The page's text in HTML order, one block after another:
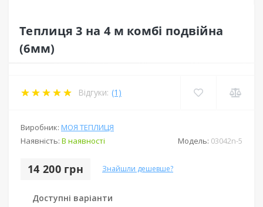
Теплиця 3 на 4 м комбі подвійна
(6мм)
Відгуки: (1)
Виробник: МОЯ ТЕПЛИЦЯ
Модель: 03042n-5
Наявність: В наявності
14 200 грн Знайшли дешевше?
Доступні варіанти